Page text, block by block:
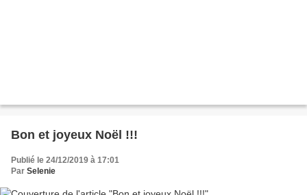
Bon et joyeux Noël !!!
Publié le 24/12/2019 à 17:01
Par Selenie